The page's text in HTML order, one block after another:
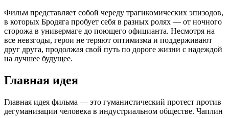
Фильм представляет собой череду трагикомических эпизодов,
в которых Бродяга пробует себя в разных ролях — от ночного
сторожа в универмаге до поющего официанта. Несмотря на
все невзгоды, герои не теряют оптимизма и поддерживают
друг друга, продолжая свой путь по дороге жизни с надеждой
на лучшее будущее.
Главная идея
Главная идея фильма — это гуманистический протест против
дегуманизации человека в индустриальном обществе. Чаплин